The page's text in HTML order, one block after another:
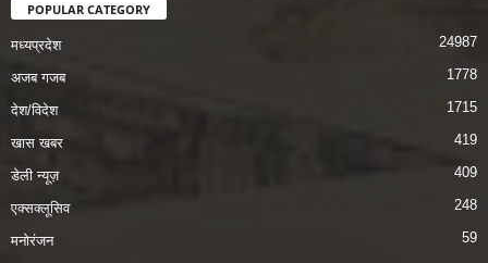
POPULAR CATEGORY
मध्यप्रदेश 24987
अजब गजब 1778
देश/विदेश 1715
खास खबर 419
डेली न्यूज़ 409
एक्सक्लूसिव 248
मनोरंजन 59